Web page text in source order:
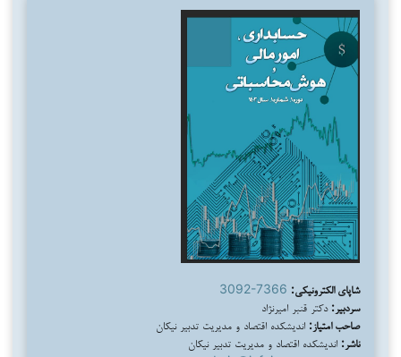
شاپای الکترونیکی: 3092-7366
سردبیر: دکتر قنبر امیرنژاد
صاحب امتیاز: اندیشکده اقتصاد و مدیریت تدبیر نیکان
ناشر: اندیشکده اقتصاد و مدیریت تدبیر نیکان